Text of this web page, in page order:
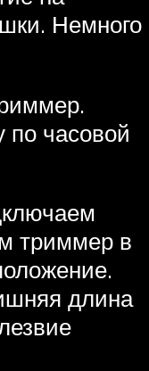
Немного
по часовой
триммер в
длина